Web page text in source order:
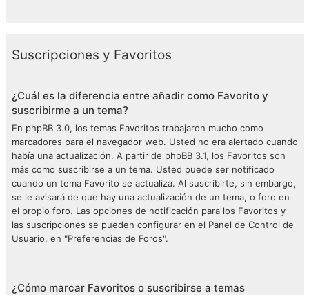
Suscripciones y Favoritos
¿Cuál es la diferencia entre añadir como Favorito y
suscribirme a un tema?
En phpBB 3.0, los temas Favoritos trabajaron mucho como
marcadores para el navegador web. Usted no era alertado cuando
había una actualización. A partir de phpBB 3.1, los Favoritos son
más como suscribirse a un tema. Usted puede ser notificado
cuando un tema Favorito se actualiza. Al suscribirte, sin embargo,
se le avisará de que hay una actualización de un tema, o foro en
el propio foro. Las opciones de notificación para los Favoritos y
las suscripciones se pueden configurar en el Panel de Control de
Usuario, en "Preferencias de Foros".
¿Cómo marcar Favoritos o suscribirse a temas